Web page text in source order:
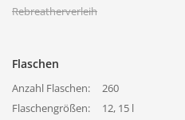
Rebreatherverleih
Flaschen
Anzahl Flaschen:
260
Flaschengrößen:
12, 15 l